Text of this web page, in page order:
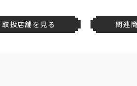
取扱店舗を見る 関連